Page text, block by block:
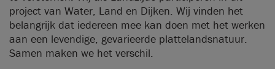
project van Water, Land en Dijken. Wij vinden het
belangrijk dat iedereen mee kan doen met het werken
aan een levendige, gevarieerde plattelandsnatuur.
Samen maken we het verschil.